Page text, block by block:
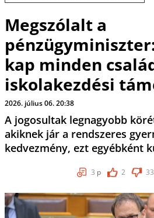
Megszólalt a
kap minden
iskolakezdési
2026. július 06. 20:38
A jogosultak legnagyobb
akiknek jár a rendszeres
kedvezmény, ezt egyébként
3 p 2 33